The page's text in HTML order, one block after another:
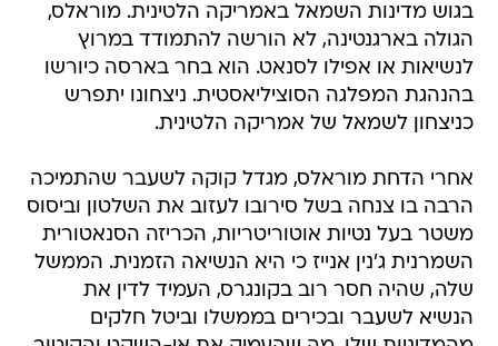
בגוש מדינות השמאל באמריקה הלטינית. מוראלס,
הגולה בארגנטינה, לא הורשה להתמודד במרוץ
לנשיאות או אפילו לסנאט. הוא בחר בארסה כיורשו
בהנהגת המפלגה הסוציליאסטית. ניצחונו יתפרש
כניצחון לשמאל של אמריקה הלטינית.
אחרי הדחת מוראלס, מגדל קוקה לשעבר שהתמיכה
הרבה בו צנחה בשל סירובו לעזוב את השלטון וביסוס
משטר בעל נטיות אוטוריטריות, הכריזה הסנאטורית
השמרנית ג'נין אנייז כי היא הנשיאה הזמנית. הממשל
שלה, שהיה חסר רוב בקונגרס, העמיד לדין את
הנשיא לשעבר ובכירים בממשלו וביטל חלקים